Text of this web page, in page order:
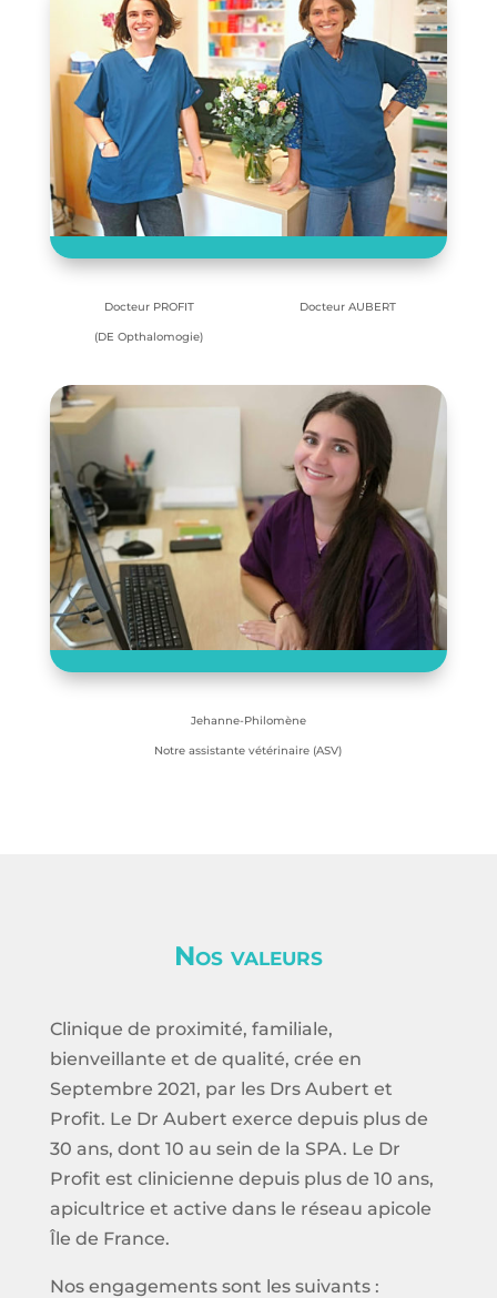
Docteur PROFIT
(DE Opthalomogie)
Docteur AUBERT
Jehanne-Philomène
Notre assistante vétérinaire (ASV)
Nos valeurs
Clinique de proximité, familiale,
bienveillante et de qualité, crée en
Septembre 2021, par les Drs Aubert et
Profit. Le Dr Aubert exerce depuis plus de
30 ans, dont 10 au sein de la SPA. Le Dr
Profit est clinicienne depuis plus de 10 ans,
apicultrice et active dans le réseau apicole
Île de France.
Nos engagements sont les suivants :